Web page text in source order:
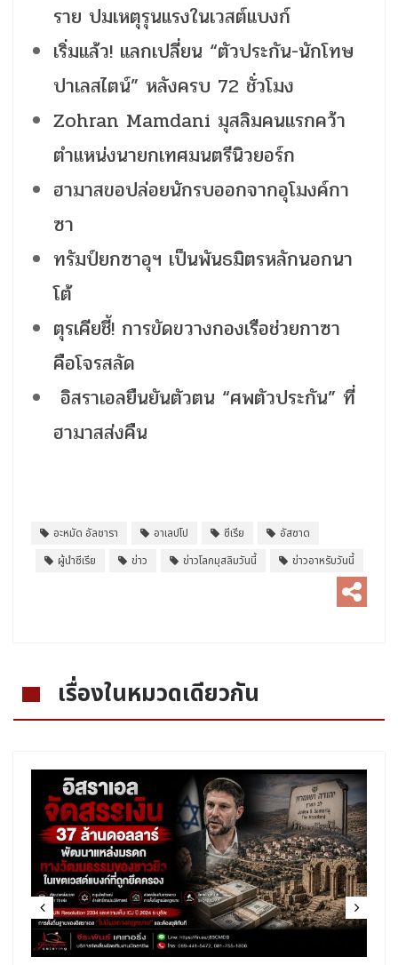
ราย ปมเหตุรุนแรงในเวสต์แบงก์
เริ่มแล้ว! แลกเปลี่ยน “ตัวประกัน-นักโทษ
ปาเลสไตน์” หลังครบ 72 ชั่วโมง
Zohran Mamdani มุสลิมคนแรกคว้า
ตำแหน่งนายกเทศมนตรีนิวยอร์ก
ฮามาสขอปล่อยนักรบออกจากอุโมงค์กา
ซา
ทรัมป์ยกซาอุฯ เป็นพันธมิตรหลักนอกนา
โต้
ตุรเคียชี้! การขัดขวางกองเรือช่วยกาซา
คือโจรสลัด
อิสราเอลยืนยันตัวตน “ศพตัวประกัน” ที่
ฮามาสส่งคืน
อะหมัด อัลชารา อาเลปโป ซีเรีย
อัสซาด
ผู้นำซีเรีย
ข่าว ข่าวโลกมุสลิมวันนี้ ข่าวอาหรับวันนี้
เรื่องในหมวดเดียวกัน